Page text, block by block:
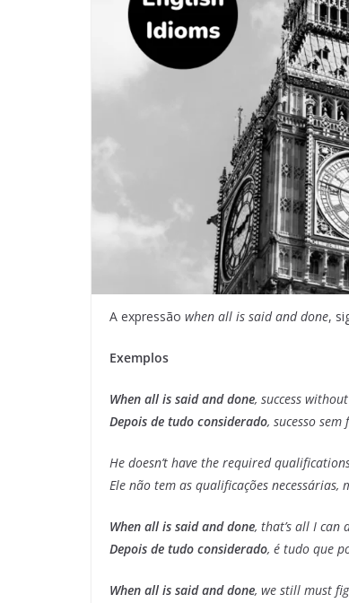
A expressão when all is said and done,
Exemplos
When all is said and done, success
Depois de tudo considerado, sucesso
He doesn’t have the required
Ele não tem as qualificações necessárias,
When all is said and done, that’s all I can
Depois de tudo considerado, é tudo que
When all is said and done, we still must